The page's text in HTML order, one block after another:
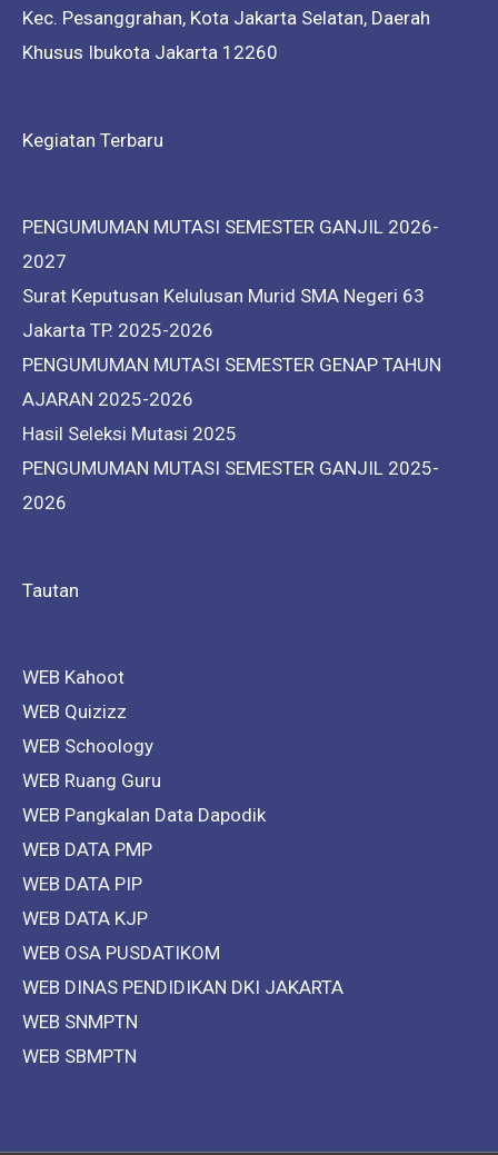
Kec. Pesanggrahan, Kota Jakarta Selatan, Daerah
Khusus Ibukota Jakarta 12260
Kegiatan Terbaru
PENGUMUMAN MUTASI SEMESTER GANJIL 2026-
2027
Surat Keputusan Kelulusan Murid SMA Negeri 63
Jakarta TP. 2025-2026
PENGUMUMAN MUTASI SEMESTER GENAP TAHUN
AJARAN 2025-2026
Hasil Seleksi Mutasi 2025
PENGUMUMAN MUTASI SEMESTER GANJIL 2025-
2026
Tautan
WEB Kahoot
WEB Quizizz
WEB Schoology
WEB Ruang Guru
WEB Pangkalan Data Dapodik
WEB DATA PMP
WEB DATA PIP
WEB DATA KJP
WEB OSA PUSDATIKOM
WEB DINAS PENDIDIKAN DKI JAKARTA
WEB SNMPTN
WEB SBMPTN